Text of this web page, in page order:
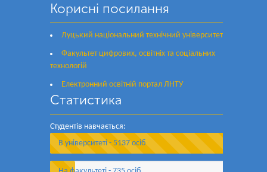
Корисні посилання
Луцький національний технічний університет
Факультет цифрових, освітніх та соціальних
технологій
Електронний освітній портал ЛНТУ
Статистика
Студентів навчається:
В університеті - 5137 осіб